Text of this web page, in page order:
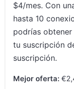
$4/mes. Con
hasta 10
podrías
tu suscripción
suscripción.
Mejor oferta: